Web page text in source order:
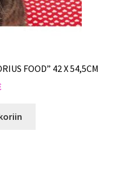
FOOD” 42 X 54,5CM